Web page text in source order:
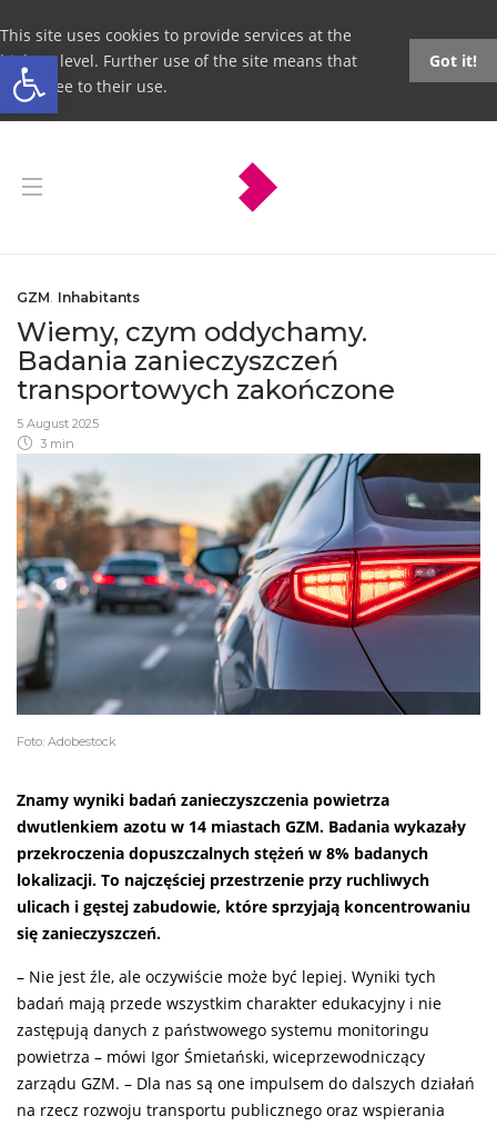
Open toolbar
This site uses cookies to provide services at the
highest level. Further use of the site means that
you agree to their use.
Got it!
GZM, Inhabitants
Wiemy, czym oddychamy.
Badania zanieczyszczeń
transportowych zakończone
5 August 2025
3 min
Foto: Adobestock
Znamy wyniki badań zanieczyszczenia powietrza
dwutlenkiem azotu w 14 miastach GZM. Badania wykazały
przekroczenia dopuszczalnych stężeń w 8% badanych
lokalizacji. To najczęściej przestrzenie przy ruchliwych
ulicach i gęstej zabudowie, które sprzyjają koncentrowaniu
się zanieczyszczeń.
– Nie jest źle, ale oczywiście może być lepiej. Wyniki tych
badań mają przede wszystkim charakter edukacyjny i nie
zastępują danych z państwowego systemu monitoringu
powietrza – mówi Igor Śmietański, wiceprzewodniczący
zarządu GZM. – Dla nas są one impulsem do dalszych działań
na rzecz rozwoju transportu publicznego oraz wspierania